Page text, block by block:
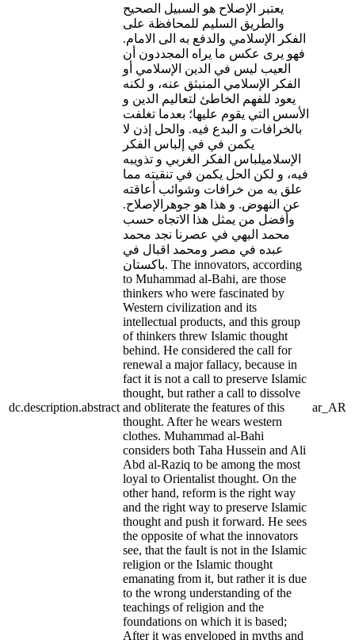
dc.description.abstract
يعتبر الإصلاح هو السبيل الصحيح
والطريق السليم للمحافظة على
الفكر الإسلامي والدفع به الى الامام.
فهو يرى عكس ما يراه المجددون أن
العيب ليس في الدين الإسلامي أو
الفكر الإسلامي المنبثق عنه، و لكنه
يعود للفهم الخاطئ لتعاليم الدين و
الأسس التي يقوم عليها؛ بعدما تغلفت
بالخرافات و البدع فيه. والحل إذن لا
يكمن في في إلباس الفكر
الإسلاميلباس الفكر الغربي و تذويبه
فيه، و لكن الحل يكمن في تنقيته مما
علق به من خرافات وشوائب أعاقته
عن النهوض. و هذا هو جوهرالإصلاح.
وأفضل من يمثل هذا الاتجاه حسب
محمد البهي في عصرنا نجد محمد
عبده في مصر ومحمد اقبال في
باكستان. The innovators, according
to Muhammad al-Bahi, are those
thinkers who were fascinated by
Western civilization and its
intellectual products, and this group
of thinkers threw Islamic thought
behind. He considered the call for
renewal a major fallacy, because in
fact it is not a call to preserve Islamic
thought, but rather a call to dissolve
and obliterate the features of this
thought. After he wears western
clothes. Muhammad al-Bahi
considers both Taha Hussein and Ali
Abd al-Raziq to be among the most
loyal to Orientalist thought. On the
other hand, reform is the right way
and the right way to preserve Islamic
thought and push it forward. He sees
the opposite of what the innovators
see, that the fault is not in the Islamic
religion or the Islamic thought
emanating from it, but rather it is due
to the wrong understanding of the
teachings of religion and the
foundations on which it is based;
After it was enveloped in myths and
ar_AR